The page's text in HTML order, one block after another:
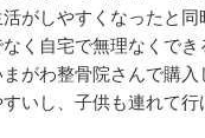
がしやすくなったと
く自宅で無理なくで
がわ整骨院さんで購
いし、子供も連れて